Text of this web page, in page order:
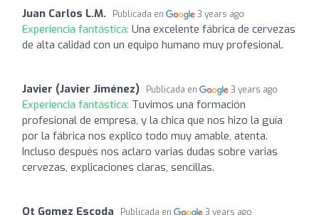
Juan Carlos L.M. Publicada en 3 years ago
Experiencia fantástica: Una excelente fábrica de cervezas
de alta calidad con un equipo humano muy profesional.
Javier (Javier Jiménez) Publicada en 3 years ago
Experiencia fantástica: Tuvimos una formación
profesional de empresa, y la chica que nos hizo la guía
por la fábrica nos explico todo muy amable, atenta.
Incluso después nos aclaro varias dudas sobre varias
cervezas, explicaciones claras, sencillas.
Ot Gomez Escoda Publicada en 3 years ago